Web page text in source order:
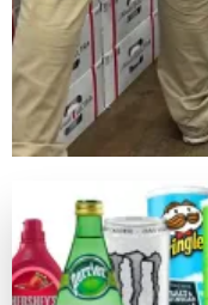
バカラ
バカラ遊びはアジア
🎟 キーノ・Lotto
キノは昔の中国由来
ライブカジノゲーム
カジノラッキーTARO
カジノラッキー太